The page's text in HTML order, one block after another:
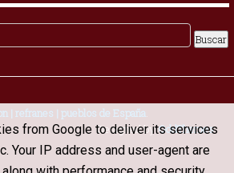
| refranes | pueblos de España
Designed byOddThemes
from Google to deliver its services
Your IP address and user-agent are